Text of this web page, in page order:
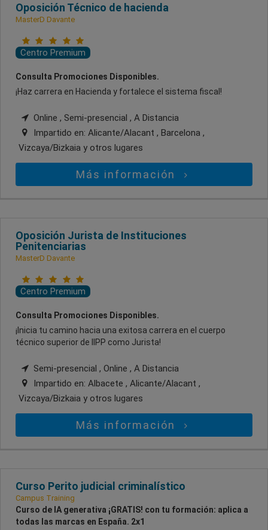
Oposición Técnico de hacienda
MasterD Davante
Centro Premium
Consulta Promociones Disponibles.
¡Haz carrera en Hacienda y fortalece el sistema fiscal!
Online , Semi-presencial , A Distancia
Impartido en: Alicante/Alacant , Barcelona ,
Vizcaya/Bizkaia y otros lugares
Más información
Oposición Jurista de Instituciones
Penitenciarias
MasterD Davante
Centro Premium
Consulta Promociones Disponibles.
¡Inicia tu camino hacia una exitosa carrera en el cuerpo
técnico superior de IIPP como Jurista!
Semi-presencial , Online , A Distancia
Impartido en: Albacete , Alicante/Alacant ,
Vizcaya/Bizkaia y otros lugares
Más información
Curso Perito judicial criminalístico
Campus Training
Curso de IA generativa ¡GRATIS! con tu formación: aplica a
todas las marcas en España. 2x1